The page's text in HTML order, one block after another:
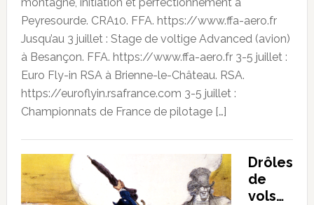
Peyresourde. CRA10. FFA. https://www.ffa-aero.fr
Jusqu’au 3 juillet : Stage de voltige Advanced (avion)
à Besançon. FFA. https://www.ffa-aero.fr 3-5 juillet :
Euro Fly-in RSA à Brienne-le-Château. RSA.
https://euroflyin.rsafrance.com 3-5 juillet :
Championnats de France de pilotage […]
Drôles
de
vols…